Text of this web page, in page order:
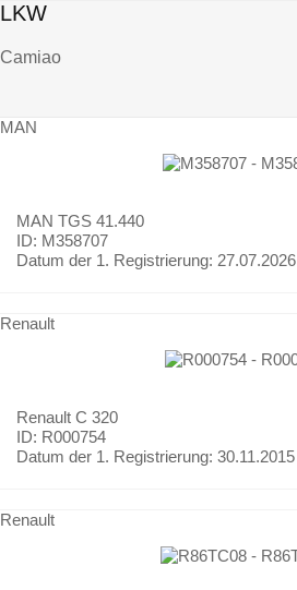
LKW
Camiao
MAN
MAN TGS 41.440
ID: M358707
Datum der 1. Registrierung: 27.07.2026
Renault
Renault C 320
ID: R000754
Datum der 1. Registrierung: 30.11.2015
Renault